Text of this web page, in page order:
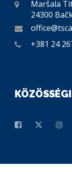
Maršala
24300
+381 24